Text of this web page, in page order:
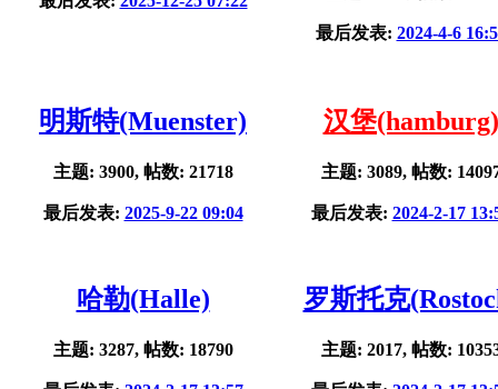
最后发表: 2024-4-6
明斯特(Muenster)
主题: 3900, 帖数: 21718
最后发表: 2025-9-22 09:04
汉堡(hamburg)
主题: 3089, 帖数:
最后发表: 2024-2-17
哈勒(Halle)
主题: 3287, 帖数: 18790
罗斯托克
主题: 2017, 帖数: